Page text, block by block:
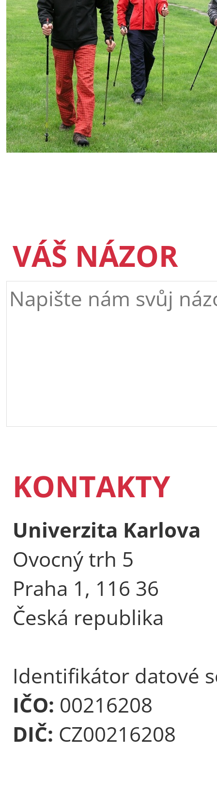
VÁŠ NÁZOR
KONTAKTY
Univerzita Karlova
Ovocný trh 5
Praha 1, 116 36
Česká republika
Identifikátor datové
IČO: 00216208
DIČ: CZ00216208